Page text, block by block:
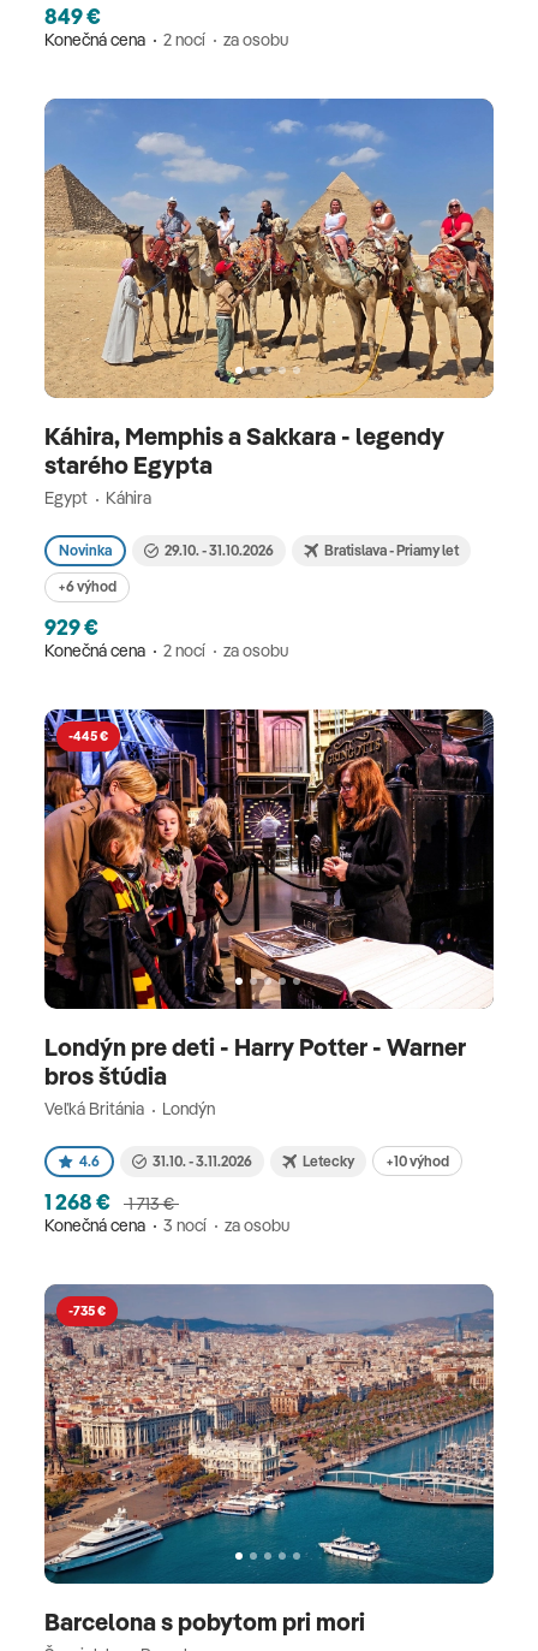
849 €
Konečná cena 2 nocí za osobu
Káhira, Memphis a Sakkara - legendy
starého Egypta
Egypt Káhira
Novinka 29.10. - 31.10.2026 Bratislava - Priamy let
+6 výhod
929 €
Konečná cena 2 nocí za osobu
-445 €
Londýn pre deti - Harry Potter - Warner
bros štúdia
Veľká Británia Londýn
4.6 31.10. - 3.11.2026 Letecky +10 výhod
1 268 €
1 713 €
Konečná cena
3 nocí za osobu
-735 €
Barcelona s pobytom pri mori